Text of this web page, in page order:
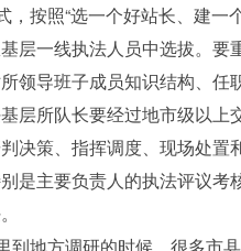
按照“选一个好站长、建一
层一线执法人员中选拔。要
领导班子成员知识结构、任
层所队长要经过地市级以上
决策、指挥调度、现场处置
是主要负责人的执法评议考
地方调研的时候，很多市